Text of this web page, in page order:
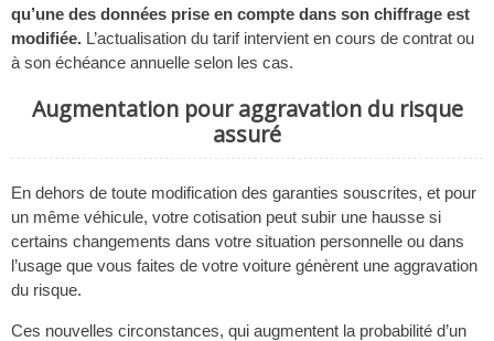
qu’une des données prise en compte dans son chiffrage est
modifiée. L’actualisation du tarif intervient en cours de contrat ou
à son échéance annuelle selon les cas.
Augmentation pour aggravation du risque
assuré
En dehors de toute modification des garanties souscrites, et pour
un même véhicule, votre cotisation peut subir une hausse si
certains changements dans votre situation personnelle ou dans
l’usage que vous faites de votre voiture génèrent une aggravation
du risque.
Ces nouvelles circonstances, qui augmentent la probabilité d’un